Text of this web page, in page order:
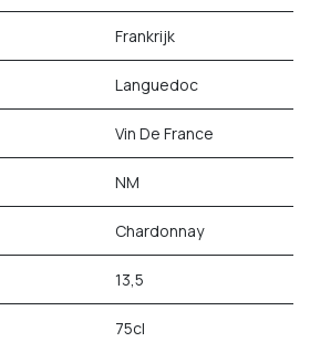
Frankrijk
Languedoc
Vin De France
NM
Chardonnay
13,5
75cl